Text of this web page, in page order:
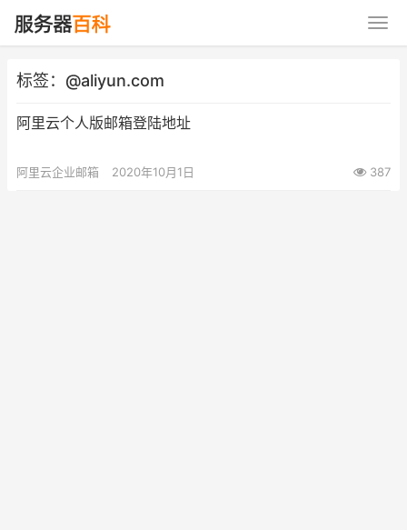
标签：@aliyun.com
阿里云个人版邮箱登陆地址
阿里云企业邮箱 2020年10月1日 387